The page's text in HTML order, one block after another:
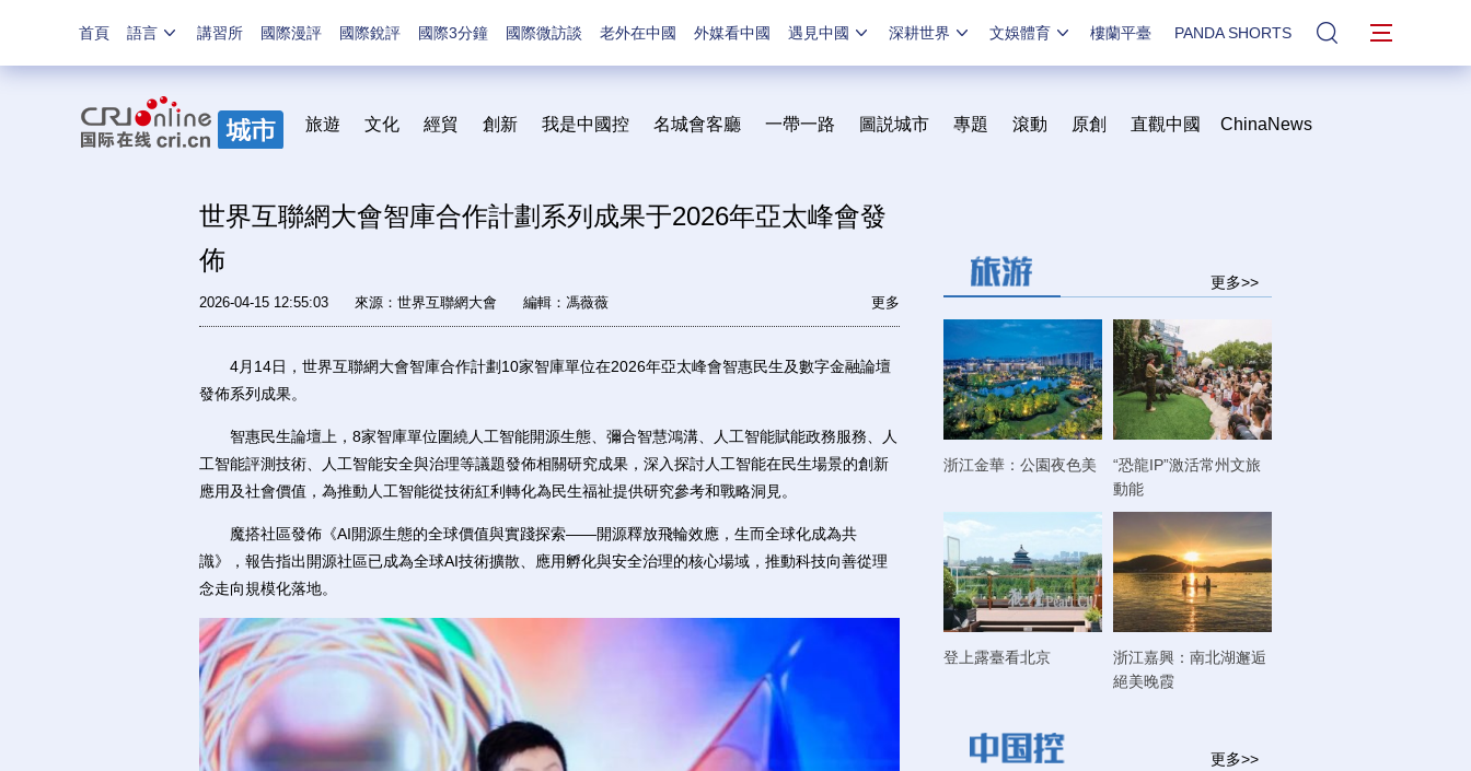
首頁 語言 講習所 國際漫評 國際銳評 國際3分鐘 國際微訪談 老外在中國 外媒看中國 遇見中國 深耕世界 文娛體育 樓蘭平臺 PANDA SHORTS 站內搜索
旅遊 文化 經貿 創新 我是中國控 名城會客廳 一帶一路 圖説城市 專題 滾動 原創 直觀中國 ChinaNews
世界互聯網大會智庫合作計劃系列成果于2026年亞太峰會發
佈
2026-04-15 12:55:03 來源： 世界互聯網大會 編輯：馮薇薇 更多
4月14日，世界互聯網大會智庫合作計劃10家智庫單位在2026年亞太峰會智惠民生及數字金融論壇
發佈系列成果。
智惠民生論壇上，8家智庫單位圍繞人工智能開源生態、彌合智慧鴻溝、人工智能賦能政務服務、人
工智能評測技術、人工智能安全與治理等議題發佈相關研究成果，深入探討人工智能在民生場景的創新
應用及社會價值，為推動人工智能從技術紅利轉化為民生福祉提供研究參考和戰略洞見。
魔搭社區發佈《AI開源生態的全球價值與實踐探索——開源釋放飛輪效應，生而全球化成為共
識》，報告指出開源社區已成為全球AI技術擴散、應用孵化與安全治理的核心場域，推動科技向善從理
念走向規模化落地。
更多>>
浙江金華：公園夜色美
“恐龍IP”激活常州文旅
動能
登上露臺看北京
浙江嘉興：南北湖邂逅
絕美晚霞
更多>>